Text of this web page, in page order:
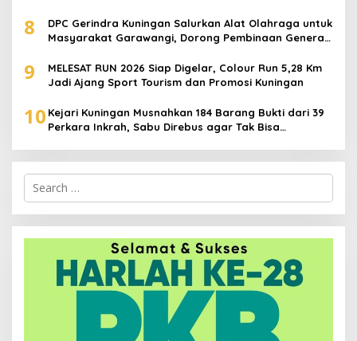
8
DPC Gerindra Kuningan Salurkan Alat Olahraga untuk
Masyarakat Garawangi, Dorong Pembinaan Generasi
9
MELESAT RUN 2026 Siap Digelar, Colour Run 5,28 Km
Jadi Ajang Sport Tourism dan Promosi Kuningan
10 Kejari Kuningan Musnahkan 184 Barang Bukti dari 39
Perkara Inkrah, Sabu Direbus agar Tak Bisa
Search
for: